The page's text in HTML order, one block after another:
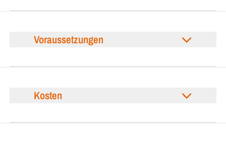
Voraussetzungen
Kosten